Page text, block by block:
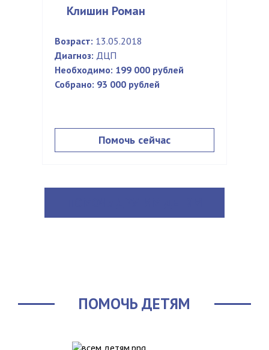
Клишин Роман
Возраст: 13.05.2018
Диагноз: ДЦП
Необходимо: 199 000 рублей
Собрано: 93 000 рублей
Помочь сейчас
ПОМОЧЬ ДЕТЯМ